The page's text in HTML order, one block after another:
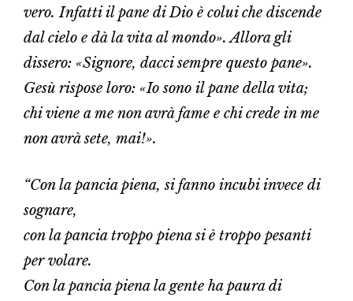
vero. Infatti il pane di Dio è colui che discende
dal cielo e dà la vita al mondo». Allora gli
dissero: «Signore, dacci sempre questo pane».
Gesù rispose loro: «Io sono il pane della vita;
chi viene a me non avrà fame e chi crede in me
non avrà sete, mai!».
“Con la pancia piena, si fanno incubi invece di
sognare,
con la pancia troppo piena si è troppo pesanti
per volare.
Con la pancia piena la gente ha paura di